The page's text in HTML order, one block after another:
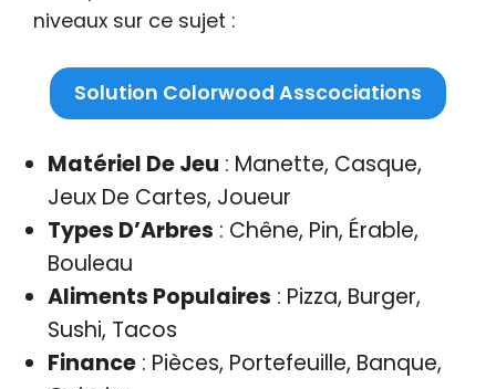
niveaux sur ce sujet :
Solution Colorwood Asscociations
Matériel De Jeu : Manette, Casque,
Jeux De Cartes, Joueur
Types D’Arbres : Chêne, Pin, Érable,
Bouleau
Aliments Populaires : Pizza, Burger,
Sushi, Tacos
Finance: Pièces, Portefeuille, Banque,